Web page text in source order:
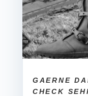
GAERNE
CHECK